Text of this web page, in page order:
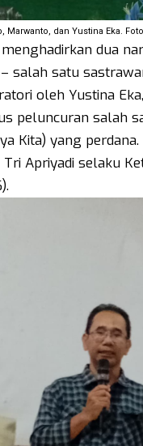
dan Yustina Eka.
dua
salah satu
oleh Yustina
peluncuran salah
Kita) yang
Apriyadi selaku